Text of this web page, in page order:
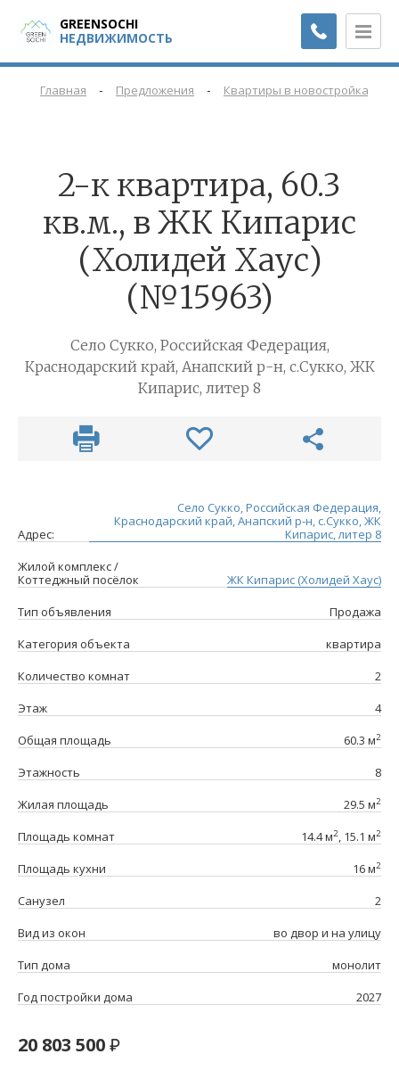
GREENSOCHI
НЕДВИЖИМОСТЬ
Главная - Предложения - Квартиры в новостройках
2-к квартира, 60.3
кв.м., в ЖК Кипарис
(Холидей Хаус)
(№15963)
Село Сукко, Российская Федерация,
Краснодарский край, Анапский р-н, с.Сукко, ЖК
Кипарис, литер 8
Адрес:
Село Сукко, Российская Федерация,
Краснодарский край, Анапский р-н, с.Сукко, ЖК
Кипарис, литер 8
Жилой комплекс /
Коттеджный посёлок
ЖК Кипарис (Холидей Хаус)
Тип объявления
Продажа
Категория объекта
квартира
Количество комнат
2
Этаж
4
Общая площадь
60.3 м2
Этажность
8
Жилая площадь
29.5 м2
Площадь комнат 14.4 м2, 15.1 м2
Площадь кухни 16 м2
Санузел
2
Вид из окон
во двор и на улицу
Тип дома
монолит
Год постройки дома
2027
20 803 500